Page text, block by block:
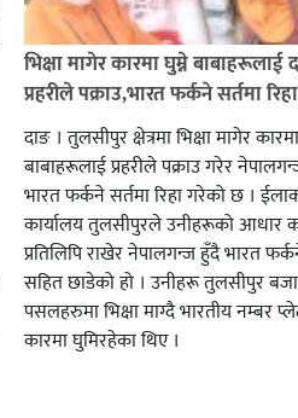
भिक्षा मागेर कारमा घुम्ने बाबाहरूलाई
प्रहरीले पक्राउ,भारत फर्कने सर्तमा
दाङ । तुलसीपुर क्षेत्रमा भिक्षा मागेर
बाबाहरूलाई प्रहरीले पक्राउ गरेर
भारत फर्कने सर्तमा रिहा गरेको छ ।
कार्यालय तुलसीपुरले उनीहरूको आधार
प्रतिलिपि राखेर नेपालगन्ज हुँदै भारत
सहित छाडेको हो । उनीहरू तुलसीपुर
पसलहरुमा भिक्षा माग्दै भारतीय नम्बर
कारमा घुमिरहेका थिए ।